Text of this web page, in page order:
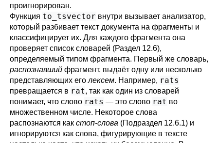
проигнорирован.
Функция to_tsvector внутри вызывает анализатор,
который разбивает текст документа на фрагменты и
классифицирует их. Для каждого фрагмента она
проверяет список словарей (Раздел 12.6),
определяемый типом фрагмента. Первый же словарь,
распознавший фрагмент, выдаёт одну или несколько
представляющих его лексем. Например, rats
превращается в rat, так как один из словарей
понимает, что слово rats — это слово rat во
множественном числе. Некоторое слова
распознаются как стоп-слова (Подраздел 12.6.1) и
игнорируются как слова, фигурирующие в тексте